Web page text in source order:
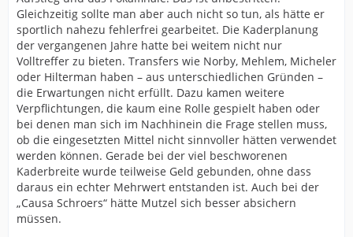
uns längerfristig viel Freude bringen wird.
Und da Kirch erst sehr kurz bei uns ist, werden sich die
Neuverpflichtungen noch ein wenig hinziehen, und
zwar auch, weil noch gar nicht klar ist, wer unter den
ganzen von Kniat ausgebooteten Spielern nicht doch
noch eine Bereicherung sein kann (allen voran Mehlem,
Schreck und Boakye).
Dazu kommt, dass ja angeblich Millionen für Momuluh
fließen werden und erst nach diesem Millionendeal
überhaupt feststeht, in welches Regal wir greifen
können, um uns zu verstärken.
Die von Dir so gelobten Dresdener haben übrigens
Gleichzeitig sollte man aber auch nicht so tun, als hätte er
sportlich nahezu fehlerfrei gearbeitet. Die Kaderplanung
der vergangenen Jahre hatte bei weitem nicht nur
Volltreffer zu bieten. Transfers wie Norby, Mehlem, Micheler
oder Hilterman haben – aus unterschiedlichen Gründen –
die Erwartungen nicht erfüllt. Dazu kamen weitere
Verpflichtungen, die kaum eine Rolle gespielt haben oder
bei denen man sich im Nachhinein die Frage stellen muss,
ob die eingesetzten Mittel nicht sinnvoller hätten verwendet
werden können. Gerade bei der viel beschworenen
Kaderbreite wurde teilweise Geld gebunden, ohne dass
daraus ein echter Mehrwert entstanden ist. Auch bei der
„Causa Schroers“ hätte Mutzel sich besser absichern
müssen.